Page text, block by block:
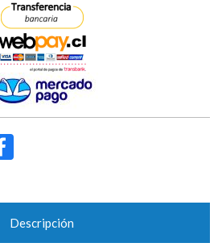
Descripción